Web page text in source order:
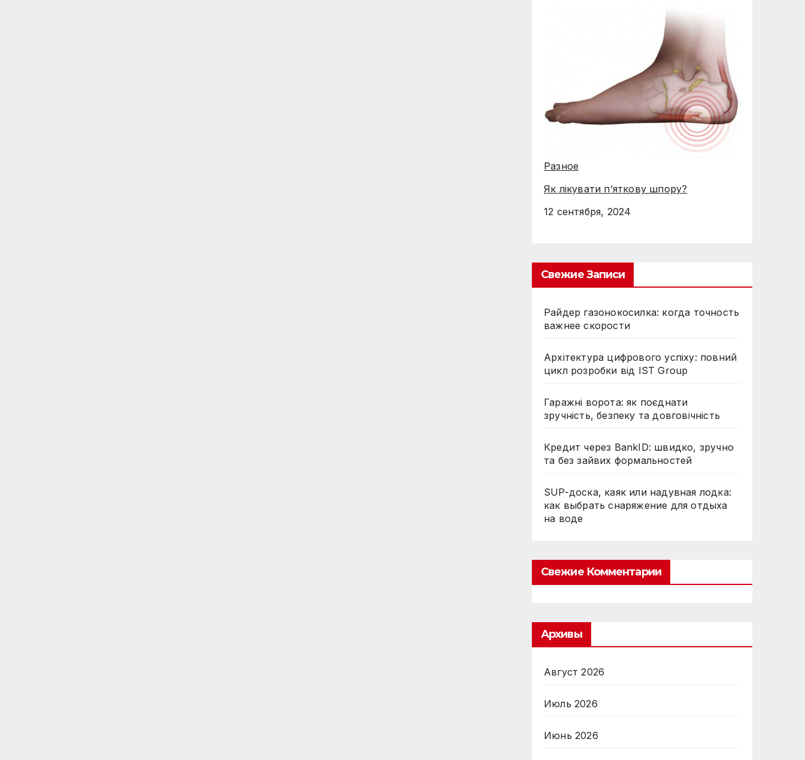
Разное
Як лікувати п’яткову шпору?
12 сентября, 2024
Свежие Записи
Райдер газонокосилка: когда точность
важнее скорости
Архітектура цифрового успіху: повний
цикл розробки від IST Group
Гаражні ворота: як поєднати
зручність, безпеку та довговічність
Кредит через BankID: швидко, зручно
та без зайвих формальностей
SUP-доска, каяк или надувная лодка:
как выбрать снаряжение для отдыха
на воде
Свежие Комментарии
Архивы
Август 2026
Июль 2026
Июнь 2026